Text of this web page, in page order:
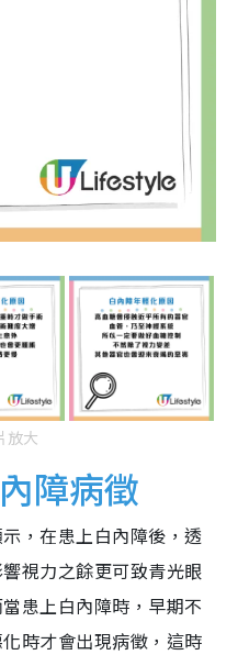
放大
障病徵
，在患上白內障後，透
視力之餘更可致青光眼
患上白內障時，早期不
時才會出現病徵，這時